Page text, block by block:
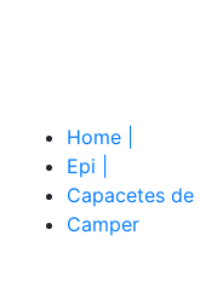
Home
Epi
Capacetes de
Camper